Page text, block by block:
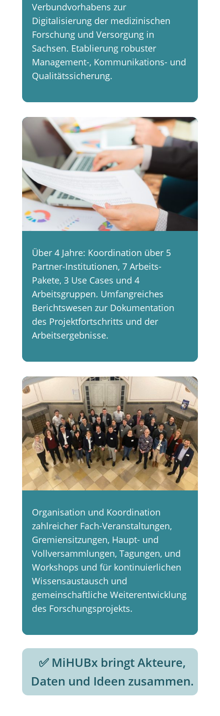
Verbundvorhabens zur
Digitalisierung der medizinischen
Forschung und Versorgung in
Sachsen. Etablierung robuster
Management-, Kommunikations- und
Qualitätssicherung.
Über 4 Jahre: Koordination über 5
Partner-Institutionen, 7 Arbeits-
Pakete, 3 Use Cases und 4
Arbeitsgruppen. Umfangreiches
Berichtswesen zur Dokumentation
des Projektfortschritts und der
Arbeitsergebnisse.
Organisation und Koordination
zahlreicher Fach-Veranstaltungen,
Gremiensitzungen, Haupt- und
Vollversammlungen, Tagungen, und
Workshops und für kontinuierlichen
Wissensaustausch und
gemeinschaftliche Weiterentwicklung
des Forschungsprojekts.
✅ MiHUBx bringt Akteure,
Daten und Ideen zusammen.